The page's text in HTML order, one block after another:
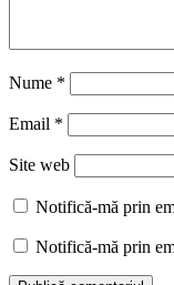
Nume *
Email *
Site web
Notifică-mă prin
Notifică-mă prin